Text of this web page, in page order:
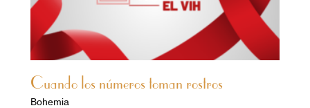
Cuando los números toman rostros
Bohemia